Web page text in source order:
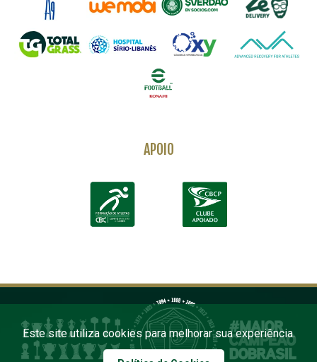
APOIO
Este site utiliza cookies para melhorar sua experiência.